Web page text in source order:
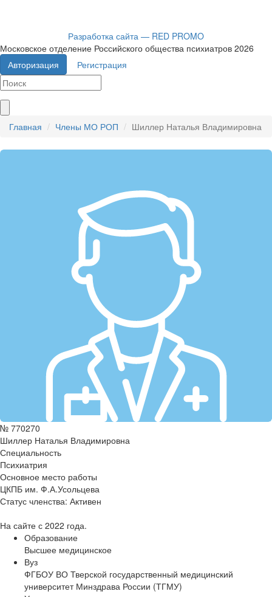
Разработка сайта — RED PROMO
Московское отделение Российского общества психиатров 2026
Авторизация
Регистрация
Главная Члены МО РОП Шиллер Наталья Владимировна
№ 770270
Шиллер Наталья Владимировна
Специальность
Психиатрия
Основное место работы
ЦКПБ им. Ф.А.Усольцева
Статус членства: Активен
На сайте с 2022 года.
Образование
Высшее медицинское
Вуз
ФГБОУ ВО Тверской государственный медицинский
университет Минздрава России (ТГМУ)